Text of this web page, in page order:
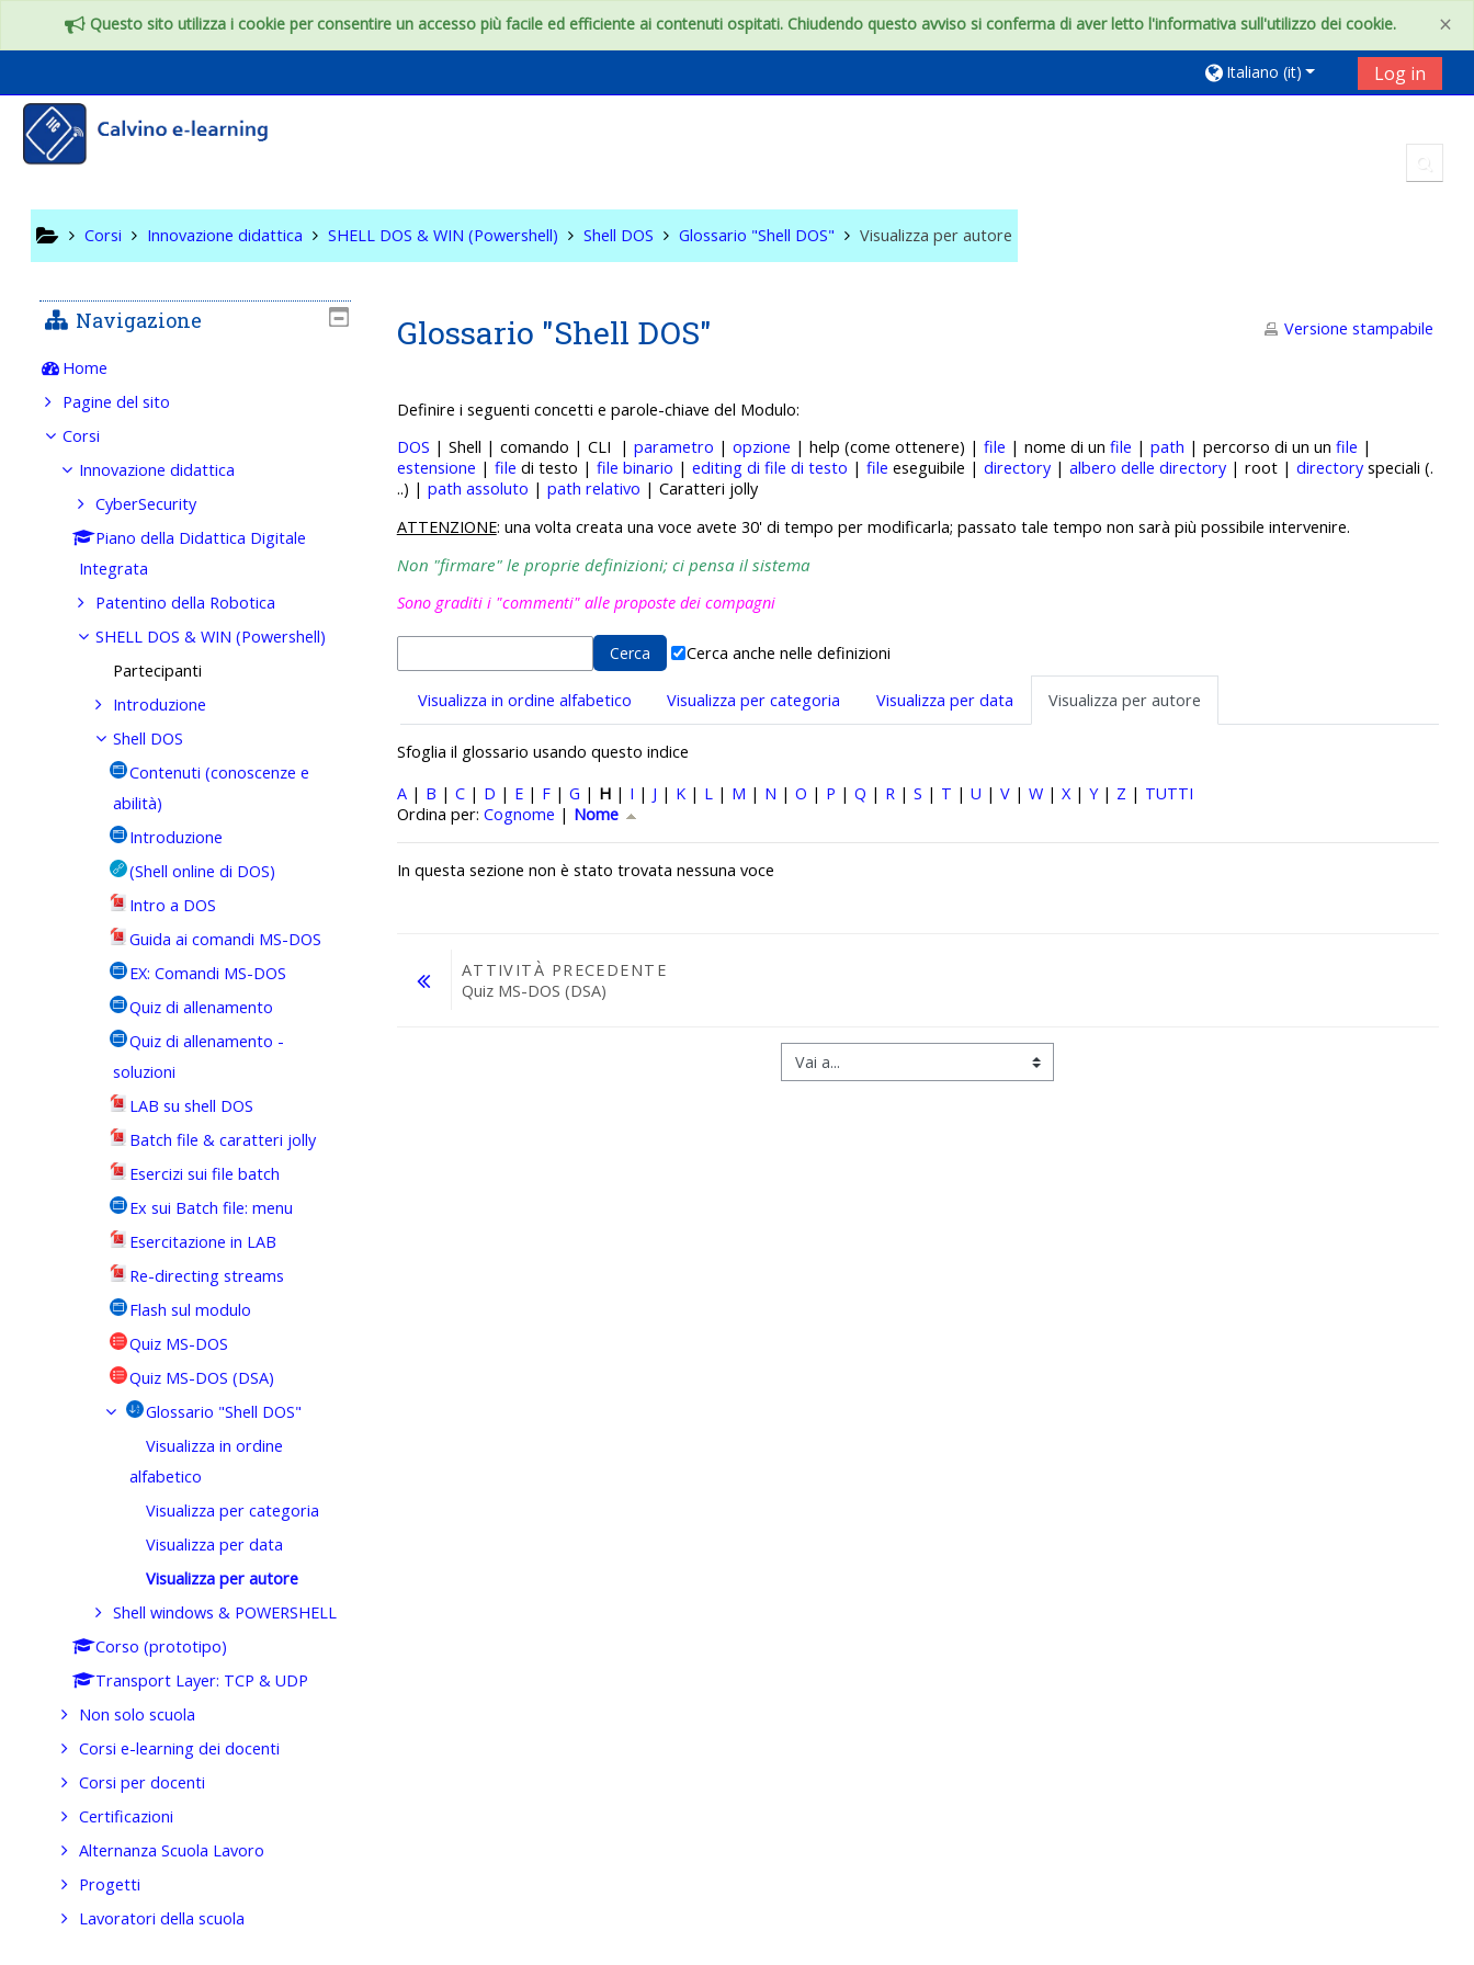
×
Questo sito utilizza i cookie per consentire un accesso più facile ed efficiente ai contenuti ospitati. Chiudendo questo avviso si conferma di aver letto l'informativa sull'utilizzo dei cookie.
Italiano ‎(it)‎ Log in
Corsi Innovazione didattica SHELL DOS & WIN (Powershell) Shell DOS Glossario "Shell DOS" Visualizza per autore
Glossario "Shell DOS" Versione stampabile
Definire i seguenti concetti e parole-chiave del Modulo:
DOS | Shell | comando | CLI | parametro | opzione | help (come ottenere) | file | nome di un file | path | percorso di un un file |
estensione | file di testo | file binario | editing di file di testo | file eseguibile | directory| albero delle directory| root | directoryspeciali (.
..) | path assoluto | path relativo | Caratteri jolly
ATTENZIONE: una volta creata una voce avete 30' di tempo per modificarla; passato tale tempo non sarà più possibile intervenire.
Non "firmare" le proprie definizioni; ci pensa il sistema
Sono graditi i "commenti" alle proposte dei compagni
Cerca anche nelle definizioni
Visualizza in ordine alfabetico Visualizza per categoria Visualizza per data Visualizza per autore
Sfoglia il glossario usando questo indice
A| B | C| D | E| F| G | H| I | J | K| L| M | N | O | P | Q | R| S | T | U | V| W| X| Y| Z | TUTTI
Ordinato per Nome crescente
Ordina per: Cognome | Nome
In questa sezione non è stato trovata nessuna voce
ATTIVITÀ PRECEDENTE
Quiz MS-DOS (DSA)
Navigazione
Home
Pagine del sito
Corsi
Innovazione didattica
CyberSecurity
Piano della Didattica Digitale
Integrata
Patentino della Robotica
SHELL DOS & WIN (Powershell)
Partecipanti
Introduzione
Shell DOS
Contenuti (conoscenze e
abilità)
Introduzione
(Shell online di DOS)
Intro a DOS
Guida ai comandi MS-DOS
EX: Comandi MS-DOS
Quiz di allenamento
Quiz di allenamento -
soluzioni
LAB su shell DOS
Batch file & caratteri jolly
Esercizi sui file batch
Ex sui Batch file: menu
Esercitazione in LAB
Re-directing streams
Flash sul modulo
Quiz MS-DOS
Quiz MS-DOS (DSA)
Glossario "Shell DOS"
Visualizza in ordine
alfabetico
Visualizza per categoria
Visualizza per data
Visualizza per autore
Shell windows & POWERSHELL
Corso (prototipo)
Transport Layer: TCP & UDP
Non solo scuola
Corsi e-learning dei docenti
Corsi per docenti
Certificazioni
Alternanza Scuola Lavoro
Progetti
Lavoratori della scuola